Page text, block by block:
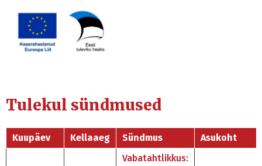
Tulekul sündmused
Kuupäev Kellaaeg Sündmus Asukoht
Vabatahtlikkus: